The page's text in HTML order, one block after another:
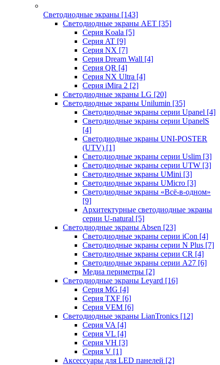
Светодиодные экраны [143]
Светодиодные экраны AET [35]
Cерия Koala [5]
Серия AT [9]
Серия NX [7]
Серия Dream Wall [4]
Серия QR [4]
Серия NX Ultra [4]
Серия iMira 2 [2]
Светодиодные экраны LG [20]
Светодиодные экраны Unilumin [35]
Светодиодные экраны серии Upanel [4]
Светодиодные экраны серии UpanelS
[4]
Светодиодные экраны UNI-POSTER
(UTV) [1]
Светодиодные экраны серии Uslim [3]
Светодиодные экраны серии UTW [3]
Светодиодные экраны UMini [3]
Светодиодные экраны UMicro [3]
Светодиодные экраны «Всё-в-одном»
[9]
Архитектурные светодиодные экраны
серии U-natural [5]
Светодиодные экраны Absen [23]
Светодиодные экраны серии iCon [4]
Светодиодные экраны серии N Plus [7]
Светодиодные экраны серии CR [4]
Светодиодные экраны серии А27 [6]
Медиа периметры [2]
Светодиодные экраны Leyard [16]
Серия MG [4]
Серия TXF [6]
Серия VEM [6]
Светодиодные экраны LianTronics [12]
Серия VA [4]
Серия VL [4]
Серия VH [3]
Серия V [1]
Аксессуары для LED панелей [2]